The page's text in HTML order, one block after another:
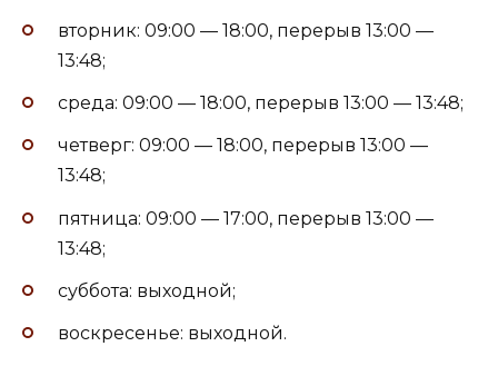
вторник: 09:00 — 18:00, перерыв 13:00 —
13:48;
среда: 09:00 — 18:00, перерыв 13:00 — 13:48;
четверг: 09:00 — 18:00, перерыв 13:00 —
13:48;
пятница: 09:00 — 17:00, перерыв 13:00 —
13:48;
суббота: выходной;
воскресенье: выходной.